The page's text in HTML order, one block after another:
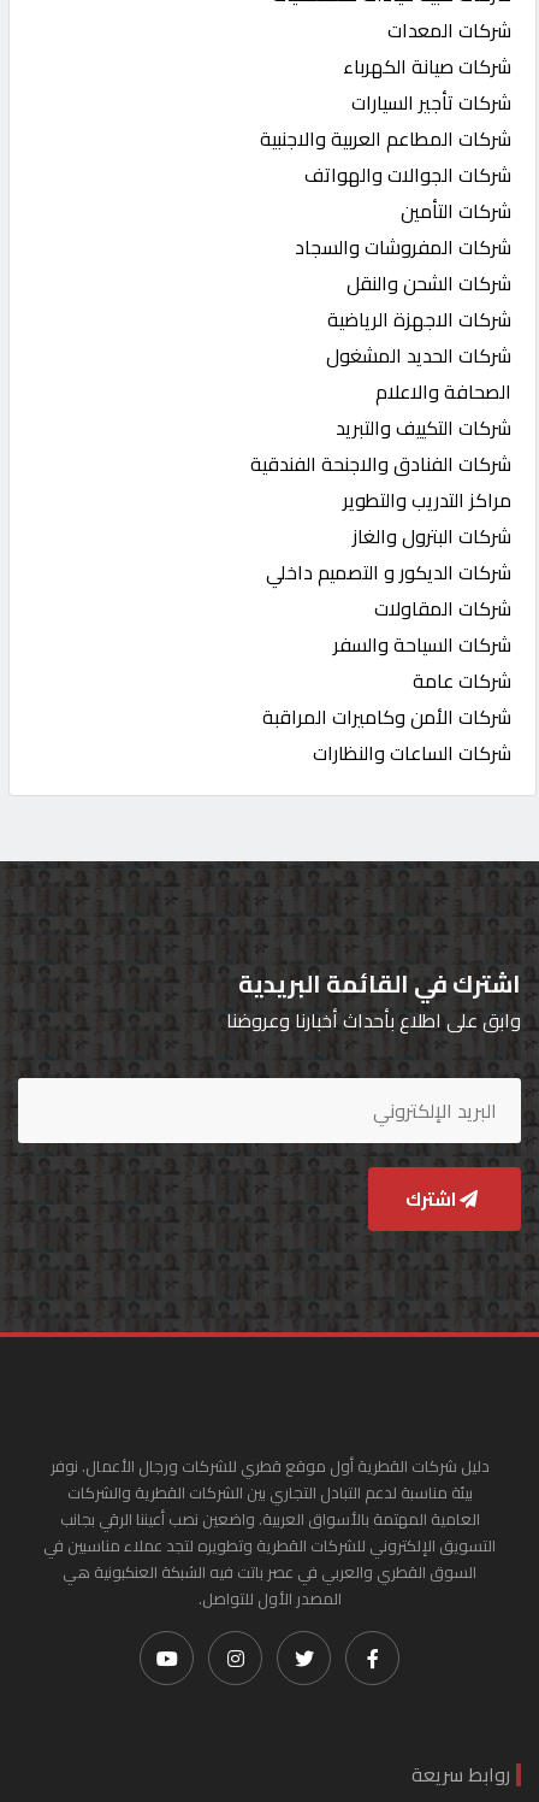
شركات المعدات
شركات صيانة الكهرباء
شركات تأجير السيارات
شركات المطاعم العربية والاجنبية
شركات الجوالات والهواتف
شركات التأمين
شركات المفروشات والسجاد
شركات الشحن والنقل
شركات الاجهزة الرياضية
شركات الحديد المشغول
الصحافة والاعلام
شركات التكييف والتبريد
شركات الفنادق والاجنحة الفندقية
مراكز التدريب والتطوير
شركات البترول والغاز
شركات الديكور و التصميم داخلي
شركات المقاولات
شركات السياحة والسفر
شركات عامة
شركات الأمن وكاميرات المراقبة
شركات الساعات والنظارات
اشترك في القائمة البريدية
وابق على اطلاع بأحداث أخبارنا وعروضنا
اشترك
دليل شركات القطرية أول موقع قطري للشركات ورجال الأعمال. نوفر
بيئة مناسبة لدعم التبادل التجاري بين الشركات القطرية والشركات
العامية المهتمة بالأسواق العربية. واضعين نصب أعيننا الرقي بجانب
التسويق الإلكتروني للشركات القطرية وتطويره لتجد عملاء مناسبين في
السوق القطري والعربي في عصر باتت فيه الشبكة العنكبونية هي
المصدر الأول للتواصل.
روابط سريعة